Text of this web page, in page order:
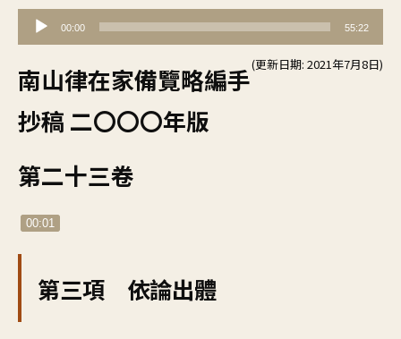
訊
播
放
器
00:00 55:22
(更新日期: 2021年7月8日)
南山律在家備覽略編手
抄稿 二〇〇〇年版
第二十三卷
00:01
第三項 依論出體